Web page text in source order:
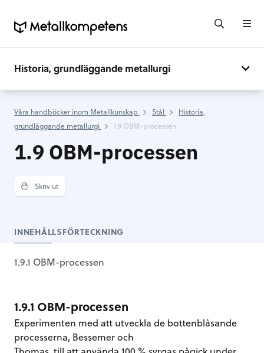
Historia, grundläggande metallurgi
Våra handböcker inom Metallkunskap Stål
Historia,
grundläggande metallurgi
1.9 OBM-processen
1.9 OBM-processen
Skriv ut
INNEHÅLLSFÖRTECKNING
1.9.1 OBM-processen
1.9.1 OBM-processen
Experimenten med att utveckla de bottenblåsande
processerna, Bessemer och